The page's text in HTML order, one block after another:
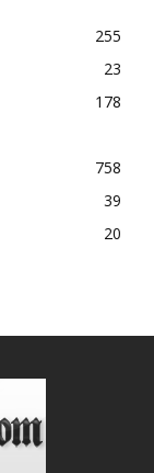
255
23
178
758
39
20